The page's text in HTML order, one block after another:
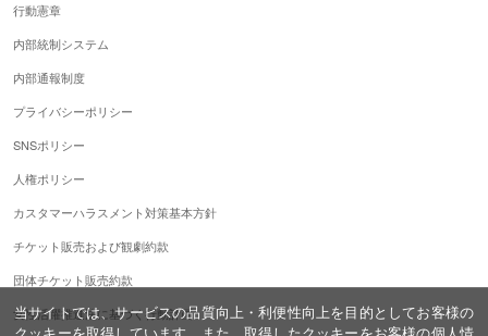
行動憲章
内部統制システム
内部通報制度
プライバシーポリシー
SNSポリシー
人権ポリシー
カスタマーハラスメント対策基本方針
チケット販売および観劇約款
団体チケット販売約款
女性活躍推進法に基づく行動計画
当サイトでは、サービスの品質向上・利便性向上を目的としてお客様の